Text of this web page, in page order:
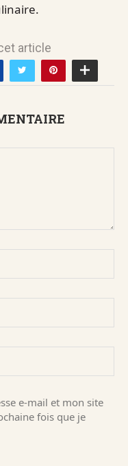
article
e-mail et mon site
fois que je